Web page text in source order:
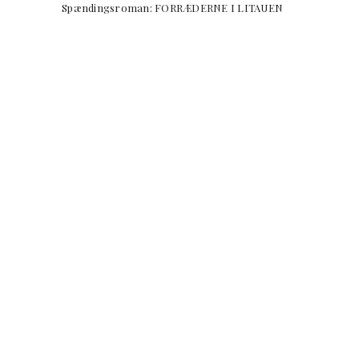
Spændingsroman: FORRÆDERNE I